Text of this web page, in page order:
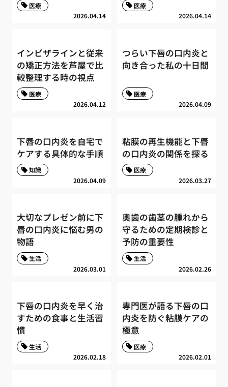
2026.04.14
医療
2026.04.14
医療
インビザラインと従来
の矯正方法を芦屋で比
較整理する時の視点
2026.04.12
医療
つらい下唇の口内炎と
向き合った私の十日間
2026.04.09
医療
下唇の口内炎を自宅で
ケアする具体的な手順
2026.04.09
知識
粘膜の再生機能と下唇
の口内炎の関係を探る
2026.03.27
医療
大切なプレゼン前に下
唇の口内炎に悩む男の
物語
2026.03.01
生活
奥歯の歯茎の腫れから
守るための定期検診と
予防の重要性
2026.02.26
生活
下唇の口内炎を早く治
すための食事と生活習
慣
2026.02.18
生活
専門医が語る下唇の口
内炎を防ぐ粘膜ケアの
極意
2026.02.01
医療